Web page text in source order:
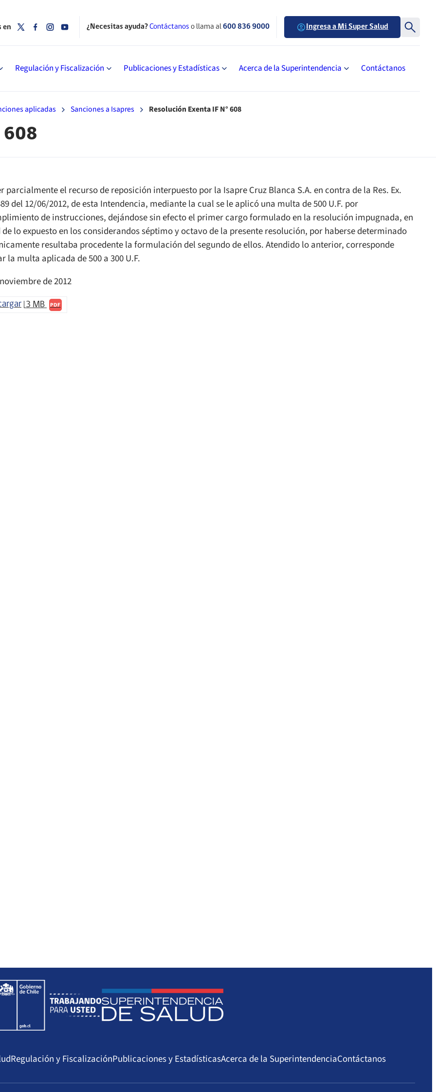
Regulación y Fiscalización Publicaciones y Estadísticas Acerca de la Superintendencia Contáctanos
en ¿Necesitas ayuda?Contáctanos o llama al600 836 9000 Ingresa a Mi Super Salud
aplicadas Sanciones a Isapres Resolución Exenta IF N° 608
608
parcialmente el recurso de reposición interpuesto por la Isapre Cruz Blanca S.A. en contra de la Res. Ex.
del 12/06/2012, de esta Intendencia, mediante la cual se le aplicó una multa de 500 U.F. por
de instrucciones, dejándose sin efecto el primer cargo formulado en la resolución impugnada, en
lo expuesto en los considerandos séptimo y octavo de la presente resolución, por haberse determinado
resultaba procedente la formulación del segundo de ellos. Atendido lo anterior, corresponde
la multa aplicada de 500 a 300 U.F.
de 2012
3 MB PDF
Regulación y FiscalizaciónPublicaciones y EstadísticasAcerca de la SuperintendenciaContáctanos